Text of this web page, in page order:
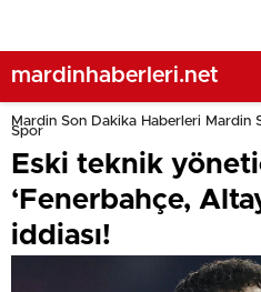
mardinhaberleri.net
Mardin Son Dakika Haberleri Mardin
Spor
Eski teknik
‘Fenerbahçe,
iddiası!